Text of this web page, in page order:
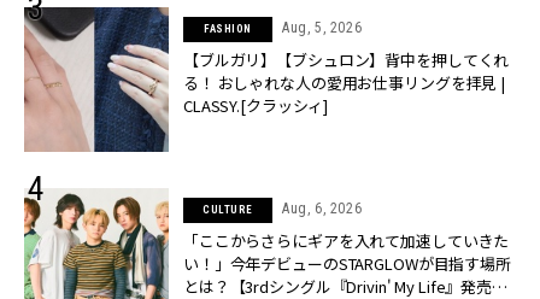
FASHION Aug, 5, 2026
【ブルガリ】【ブシュロン】背中を押してくれ
る！ おしゃれな人の愛用お仕事リングを拝見 |
CLASSY.[クラッシィ]
CULTURE Aug, 6, 2026
「ここからさらにギアを入れて加速していきた
い！」今年デビューのSTARGLOWが目指す場所
とは？【3rdシングル『Drivin' My Life』発売】 |